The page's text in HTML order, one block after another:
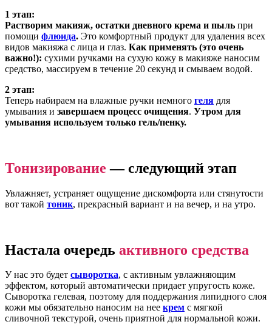
1 этап:
Растворим макияж, остатки дневного крема и пыль при
помощи флюида. Это комфортный продукт для удаления всех
видов макияжа с лица и глаз. Как применять (это очень
важно!): сухими ручками на сухую кожу в макияже наносим
средство, массируем в течение 20 секунд и смываем водой.
2 этап:
Теперь набираем на влажные ручки немного геля для
умывания и завершаем процесс очищения. Утром для
умывания используем только гель/пенку.
Тонизирование — следующий этап
Увлажняет, устраняет ощущение дискомфорта или стянутости
вот такой тоник, прекрасный вариант и на вечер, и на утро.
Настала очередь активного средства
У нас это будет сыворотка, с активным увлажняющим
эффектом, который автоматически придает упругость коже.
Сыворотка гелевая, поэтому для поддержания липидного слоя
кожи мы обязательно наносим на нее крем с мягкой
сливочной текстурой, очень приятной для нормальной кожи.